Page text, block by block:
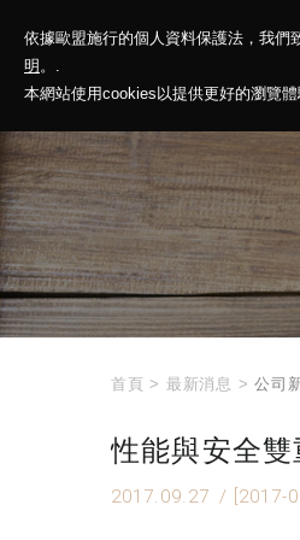
依據歐盟施行的個人資料保護法，我們
明 。.
本網站使用cookies以提供更好的瀏覽
首頁 > 最新消息 > 公司
性能與安全
2017.09.27 / [2017-